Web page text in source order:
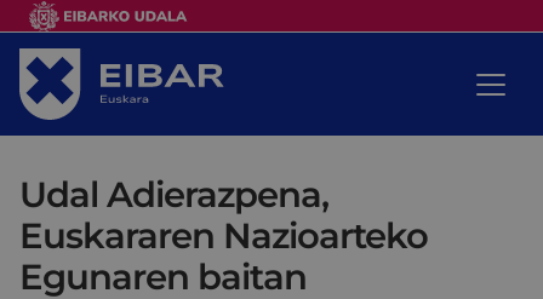
Udal Adierazpena,
Euskararen Nazioarteko
Egunaren baitan